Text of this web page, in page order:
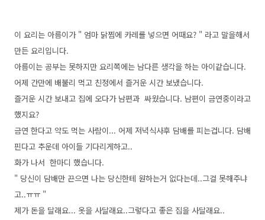
이 요리는 아름이가 " 엄마 닭찜에 카레를 넣으면 어때요? " 라고 말을해서
만든 요리입니다.
아름이는 공부는 못하지만 요리쪽에는 남다른 생각을 하는 아이같습니다.
어제 간만에 배불리 먹고 친정에서 즐거운 시간 보냈습니다.
즐거운 시간 보내고 집에 오다가 남편과 싸웠습니다. 남편이 금연중이라고
했지요?
금연 한다고 약도 먹는 사람이... 어제 저녁식사후 담배를 피는겁니다. 담배
핀다고 추운데 아이들 기다리게하고..
화가 나서 한마디 했습니다.
" 당신이 담배만 끈으면 나는 당신한테 원하는거 없다는데..그걸 못해주냐
고..ㅠㅠ "
제가 돈을 달래요... 옷을 사달래요..그렇다고 좋은 집을 사달래요..